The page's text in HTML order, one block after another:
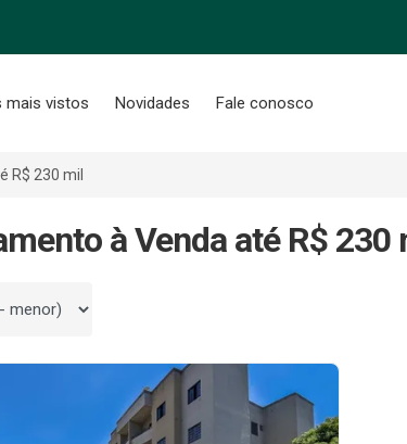
mais vistos Novidades Fale conosco
R$ 230 mil
à Venda até R$ 230